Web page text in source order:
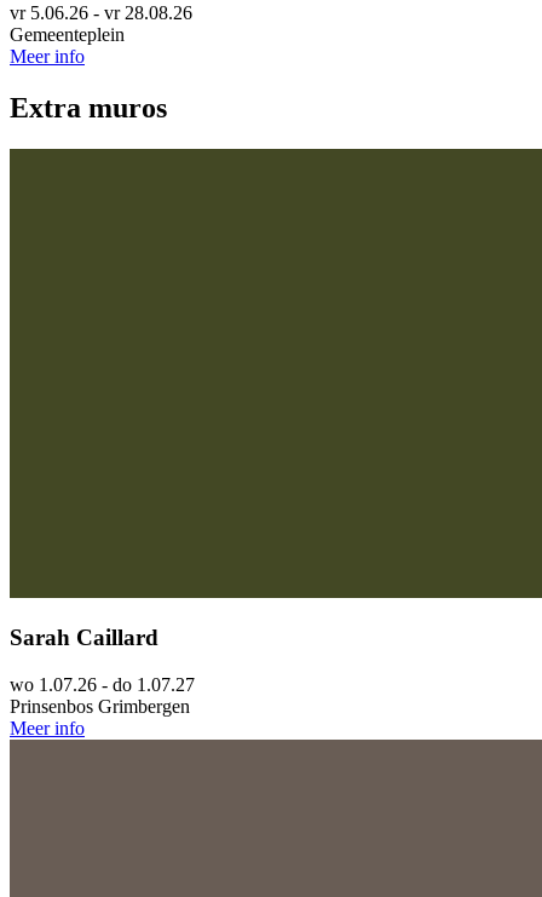
vr 5.06.26 - vr 28.08.26
Gemeenteplein
Meer info
Extra muros
Sarah Caillard
wo 1.07.26 - do 1.07.27
Prinsenbos Grimbergen
Meer info